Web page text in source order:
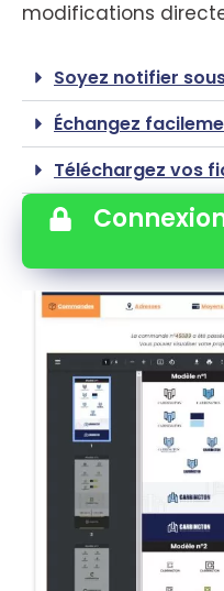
modifications
Soyez notifier
Échangez
Téléchargez vos